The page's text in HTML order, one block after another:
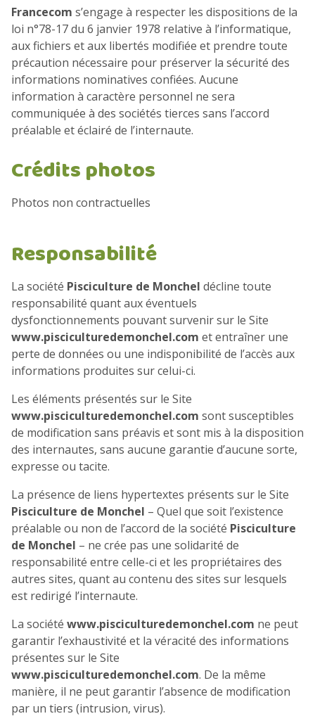
Francecom s’engage à respecter les dispositions de la
loi n°78-17 du 6 janvier 1978 relative à l’informatique,
aux fichiers et aux libertés modifiée et prendre toute
précaution nécessaire pour préserver la sécurité des
informations nominatives confiées. Aucune
information à caractère personnel ne sera
communiquée à des sociétés tierces sans l’accord
préalable et éclairé de l’internaute.
Crédits photos
Photos non contractuelles
Responsabilité
La société Pisciculture de Monchel décline toute
responsabilité quant aux éventuels
dysfonctionnements pouvant survenir sur le Site
www.pisciculturedemonchel.com et entraîner une
perte de données ou une indisponibilité de l’accès aux
informations produites sur celui-ci.
Les éléments présentés sur le Site
www.pisciculturedemonchel.com sont susceptibles
de modification sans préavis et sont mis à la disposition
des internautes, sans aucune garantie d’aucune sorte,
expresse ou tacite.
La présence de liens hypertextes présents sur le Site
Pisciculture de Monchel – Quel que soit l’existence
préalable ou non de l’accord de la société Pisciculture
de Monchel – ne crée pas une solidarité de
responsabilité entre celle-ci et les propriétaires des
autres sites, quant au contenu des sites sur lesquels
est redirigé l’internaute.
La société www.pisciculturedemonchel.com ne peut
garantir l’exhaustivité et la véracité des informations
présentes sur le Site
www.pisciculturedemonchel.com. De la même
manière, il ne peut garantir l’absence de modification
par un tiers (intrusion, virus).